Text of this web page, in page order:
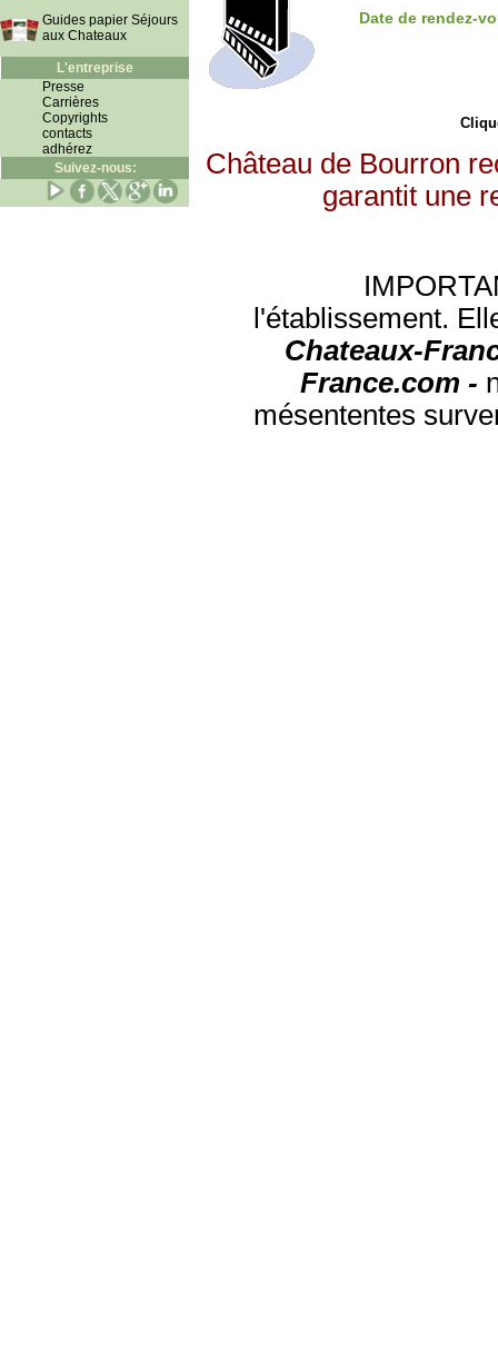
Guides papier Séjours
aux Chateaux
L'entreprise
Presse
Carrières
Copyrights
contacts
adhérez
Suivez-nous:
Date de rendez-
Château de Bourron
garantit une
l'établissement.
Chateaux-
France.com -
mésententes